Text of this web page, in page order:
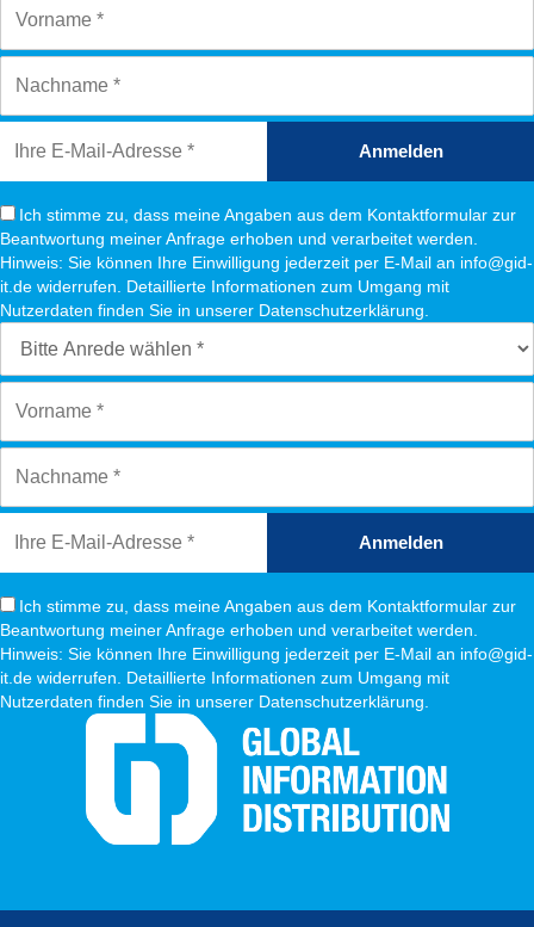
Anmelden
Ich stimme zu, dass meine Angaben aus dem Kontaktformular zur
Beantwortung meiner Anfrage erhoben und verarbeitet werden.
Hinweis: Sie können Ihre Einwilligung jederzeit per E-Mail an info@gid-
it.de widerrufen. Detaillierte Informationen zum Umgang mit
Nutzerdaten finden Sie in unserer Datenschutzerklärung.
Anmelden
Ich stimme zu, dass meine Angaben aus dem Kontaktformular zur
Beantwortung meiner Anfrage erhoben und verarbeitet werden.
Hinweis: Sie können Ihre Einwilligung jederzeit per E-Mail an info@gid-
it.de widerrufen. Detaillierte Informationen zum Umgang mit
Nutzerdaten finden Sie in unserer Datenschutzerklärung.